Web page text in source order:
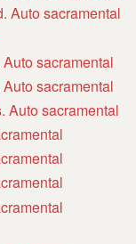
Auto sacramental
sacramental
sacramental
Auto sacramental